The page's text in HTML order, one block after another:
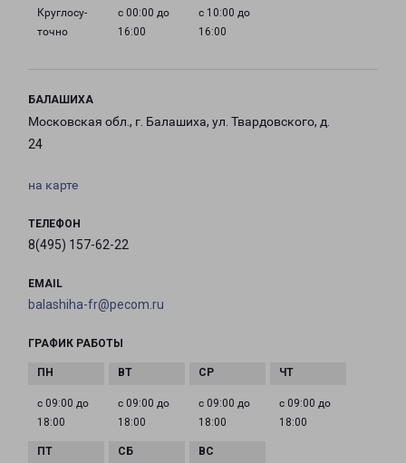
Круглосу­
точно
с 00:00 до
16:00
с 10:00 до
16:00
БАЛАШИХА
Московская обл., г. Балашиха, ул. Твардовского, д.
24
на карте
ТЕЛЕФОН
8(495) 157-62-22
EMAIL
balashiha-fr@pecom.ru
ГРАФИК РАБОТЫ
с 09:00 до
18:00
с 09:00 до
18:00
с 09:00 до
18:00
с 09:00 до
18:00